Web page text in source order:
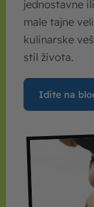
jednostavne
male tajne
kulinarske
stil života.
Idite na